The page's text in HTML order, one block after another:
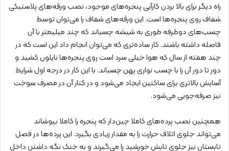
راه دیگر برای بالا بردن کارآیی پنجره‌های موجود، نصب ورقه‌های پلاستیکی
شفاف روی پنجره‌ها است. این ورقه‌های شفاف را می‌توان توسط
چسب‌های دوطرفه طوری به شیشه چسباند که چند میلیمتر با آن
فاصله داشته باشند. کار ساده‌تری که می‌توان انجام داد این است که در
چند هفته از سال که هوا خیلی سرد است روی پنجره‌ها نایلون کشید و
دور تا دور آن را با چسب نواری پهن چسباند. با این کار در درجه اول شرایط
آسایش بالاتری برای ساکنین ایجاد می‌شود و در کنار آن در مصرف سوخت
نیز صرفه‌جویی می‌شود.
همچنین نصب پرده‌های کاملا چین‌دار که پنجره را کاملا بپوشاند
می‌تواند جلوی اتلاف حرارت را به مقدار زیادی بگیرد. این پرده‌ها در فصل
تابستان نیز جلوی تابش خورشید را می‌گیرند و به خنک نگه داشتن داخل